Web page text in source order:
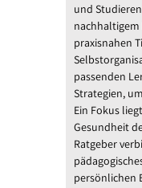
und
praxisnahen
passenden
Strategien,
Ein Fokus
Gesundheit
Ratgeber
persönlichen